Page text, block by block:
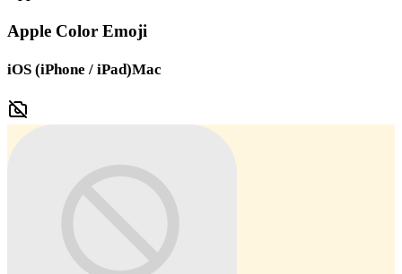
Apple Color Emoji
iOS (iPhone / iPad)Mac